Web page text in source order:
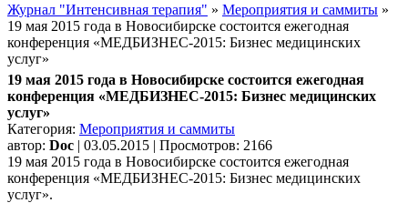
Журнал "Интенсивная терапия" » Мероприятия и саммиты »
19 мая 2015 года в Новосибирске состоится ежегодная
конференция «МЕДБИЗНЕС-2015: Бизнес медицинских
услуг»
19 мая 2015 года в Новосибирске состоится ежегодная
конференция «МЕДБИЗНЕС-2015: Бизнес медицинских
услуг»
Категория: Мероприятия и саммиты
автор: Doc | 03.05.2015 | Просмотров: 2166
19 мая 2015 года в Новосибирске состоится ежегодная
конференция «МЕДБИЗНЕС-2015: Бизнес медицинских
услуг».